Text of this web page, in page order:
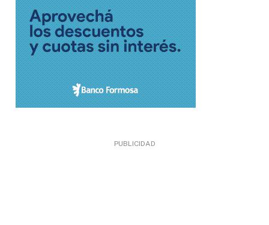
PUBLICIDAD